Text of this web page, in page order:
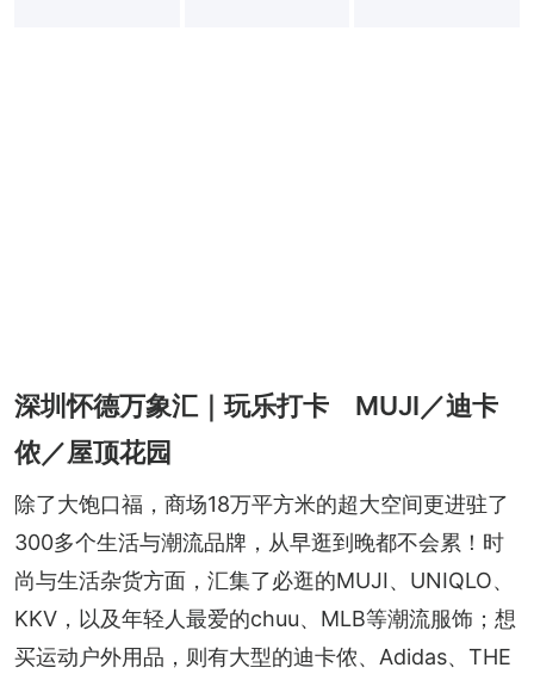
深圳怀德万象汇｜玩乐打卡 MUJI／迪卡
侬／屋顶花园
除了大饱口福，商场18万平方米的超大空间更进驻了
300多个生活与潮流品牌，从早逛到晚都不会累！时
尚与生活杂货方面，汇集了必逛的MUJI、UNIQLO、
KKV，以及年轻人最爱的chuu、MLB等潮流服饰；想
买运动户外用品，则有大型的迪卡侬、Adidas、THE